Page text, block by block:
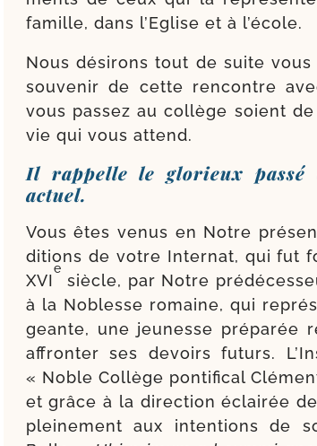
famille, dans l’Eglise et à l’école.
Nous dési­rons tout de suite
sou­ve­nir de cette ren­contre
vous pas­sez au col­lège soient
vie qui vous attend.
Il rappelle le glorieux passé
actuel.
Vous êtes venus en Notre
di­tions de votre Internat, qui fut
XVI
e
siècle, par Notre
à la Noblesse romaine, qui
geante, une jeu­nesse pré­pa­rée
affron­ter ses devoirs futurs.
« Noble Collège pon­ti­fi­cal
et grâce à la direc­tion éclai­rée
plei­ne­ment aux inten­tions de